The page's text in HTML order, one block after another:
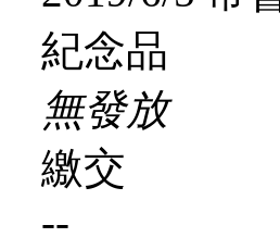
紀念品
無發放
繳交
--